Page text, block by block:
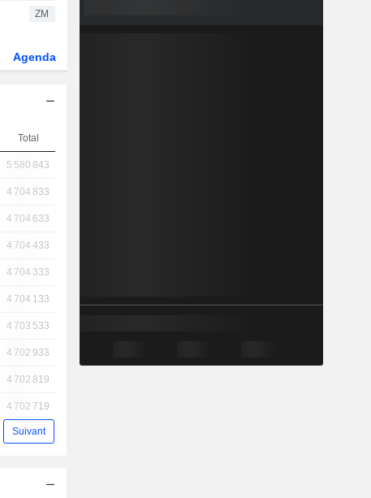
ZM
Agenda
Total
5 580 843
4 704 833
4 704 633
4 704 433
4 704 333
4 704 133
4 703 533
4 702 933
4 702 819
4 702 719
Suivant